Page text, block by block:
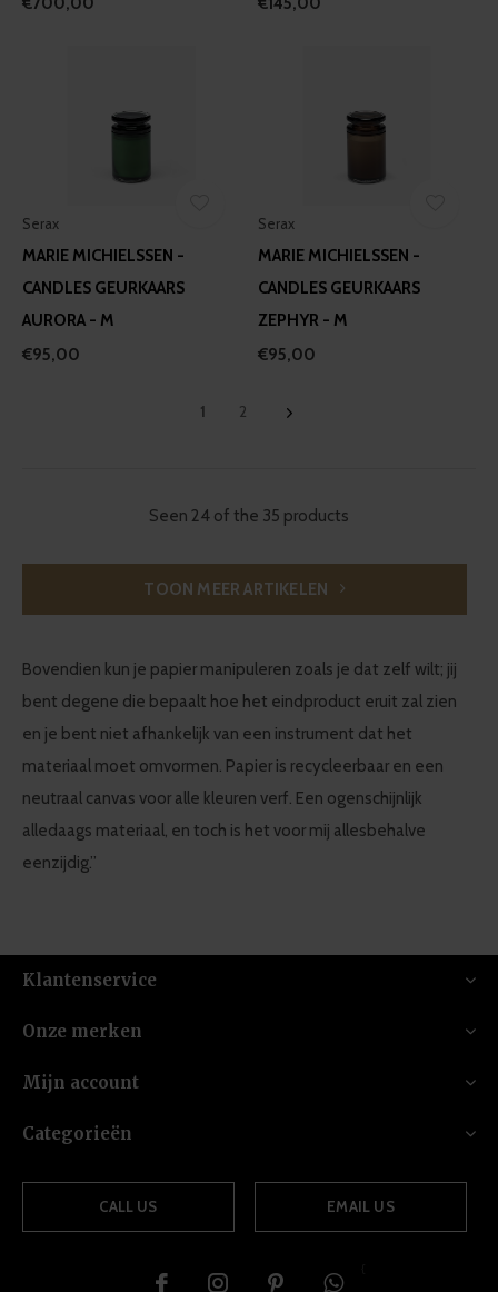
Serax
MARIE MICHIELSSEN -
CANDLES GEURKAARS
AURORA - M
€95,00
Serax
MARIE MICHIELSSEN -
CANDLES GEURKAARS
ZEPHYR - M
€95,00
1 2
Seen 24 of the 35 products
TOON MEER ARTIKELEN
Bovendien kun je papier manipuleren zoals je dat zelf wilt; jij
bent degene die bepaalt hoe het eindproduct eruit zal zien
en je bent niet afhankelijk van een instrument dat het
materiaal moet omvormen. Papier is recycleerbaar en een
neutraal canvas voor alle kleuren verf. Een ogenschijnlijk
alledaags materiaal, en toch is het voor mij allesbehalve
eenzijdig.”
Klantenservice
Onze merken
Mijn account
Categorieën
CALL US EMAIL US